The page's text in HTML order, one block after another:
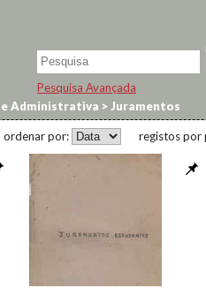
Pesquisa Avançada
Administrativa > Juramentos
registos por
ordenar por: